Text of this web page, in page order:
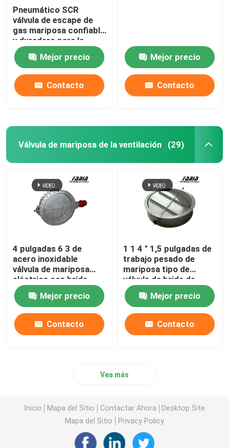
Pneumático SCR
válvula de escape de
gas mariposa confiable
y duradero para la
industria marina
Mejor precio
Contacto
Mejor precio
Contacto
Válvula de mariposa de la ventilación (29)
4 pulgadas 6 3 de
acero inoxidable
válvula de mariposa
eléctrica con brida
Mejor precio
Contacto
1 1 4 " 1,5 pulgadas de
trabajo pesado de
mariposa tipo de
válvula de brida de
ventilación
Mejor precio
Contacto
Vea más
Inicio Mapa del Sitio Contactar Ahora
Desktop Site
Mapa del Sitio
Privacy Policy